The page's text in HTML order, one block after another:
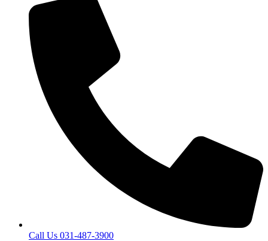
Call Us 031-487-3900